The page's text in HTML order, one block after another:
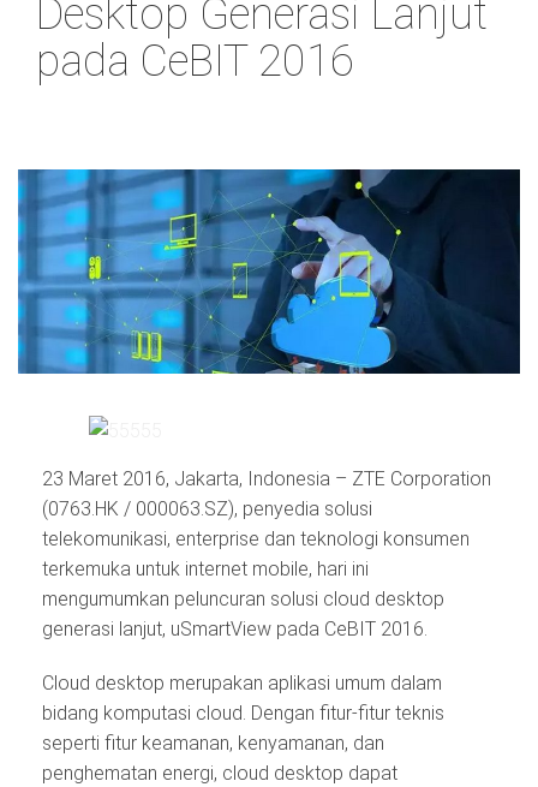
Desktop Generasi Lanjut
pada CeBIT 2016
23 Maret 2016, Jakarta, Indonesia – ZTE Corporation
(0763.HK / 000063.SZ), penyedia solusi
telekomunikasi, enterprise dan teknologi konsumen
terkemuka untuk internet mobile, hari ini
mengumumkan peluncuran solusi cloud desktop
generasi lanjut, uSmartView pada CeBIT 2016.
Cloud desktop merupakan aplikasi umum dalam
bidang komputasi cloud. Dengan fitur-fitur teknis
seperti fitur keamanan, kenyamanan, dan
penghematan energi, cloud desktop dapat